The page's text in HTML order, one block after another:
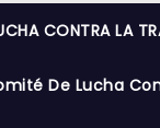
CONTRA LA
De Lucha